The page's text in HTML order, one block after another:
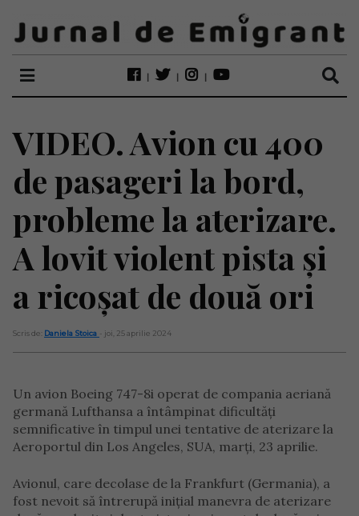
VIDEO. Avion cu 400
de pasageri la bord,
probleme la aterizare.
A lovit violent pista și
a ricoșat de două ori
Scris de: Daniela Stoica - joi, 25 aprilie 2024
Un avion Boeing 747-8i operat de compania aeriană
germană Lufthansa a întâmpinat dificultăți
semnificative în timpul unei tentative de aterizare la
Aeroportul din Los Angeles, SUA, marți, 23 aprilie.
Avionul, care decolase de la Frankfurt (Germania), a
fost nevoit să întrerupă inițial manevra de aterizare